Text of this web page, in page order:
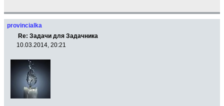
provincialka
Re: Задачи для Задачника
10.03.2014, 20:21